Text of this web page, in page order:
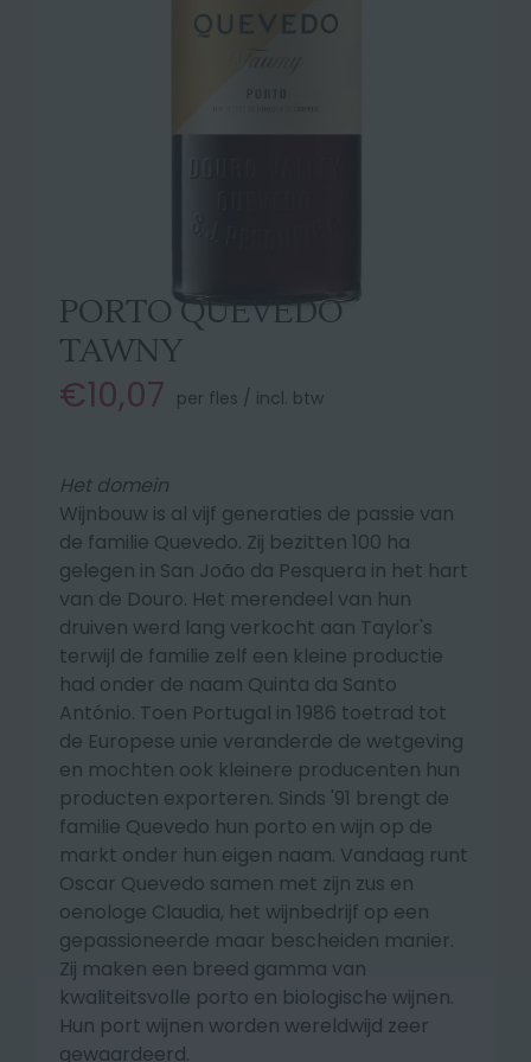
PORTO QUEVEDO
TAWNY
€10,07 per fles / incl. btw
Het domein
Wijnbouw is al vijf generaties de passie van
de familie Quevedo. Zij bezitten 100 ha
gelegen in San João da Pesquera in het hart
van de Douro. Het merendeel van hun
druiven werd lang verkocht aan Taylor's
terwijl de familie zelf een kleine productie
had onder de naam Quinta da Santo
António. Toen Portugal in 1986 toetrad tot
de Europese unie veranderde de wetgeving
en mochten ook kleinere producenten hun
producten exporteren. Sinds '91 brengt de
familie Quevedo hun porto en wijn op de
markt onder hun eigen naam. Vandaag runt
Oscar Quevedo samen met zijn zus en
oenologe Claudia, het wijnbedrijf op een
gepassioneerde maar bescheiden manier.
Zij maken een breed gamma van
kwaliteitsvolle porto en biologische wijnen.
Hun port wijnen worden wereldwijd zeer
gewaardeerd.